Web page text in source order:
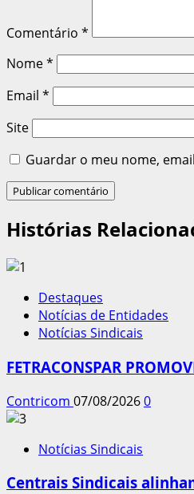
Comentário *
Nome*
Email *
Site
Guardar o meu nome,
Histórias
Destaques
Notícias de Entidades
Notícias Sindicais
FETRACONSPAR
Contricom 07/08/20260
Notícias Sindicais
Centrais Sindicais